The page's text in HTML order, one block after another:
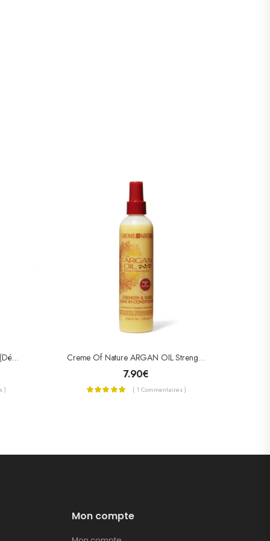
Aunt Jackie’s Girls Knot Havin’it ! (Démêlant Hydratant) 355ml
)
Creme Of Nature ARGAN OIL Strength & Shine Leave-In Conditioner Spray 250ml
7.90€
( 1 Commentaires )
Mon compte